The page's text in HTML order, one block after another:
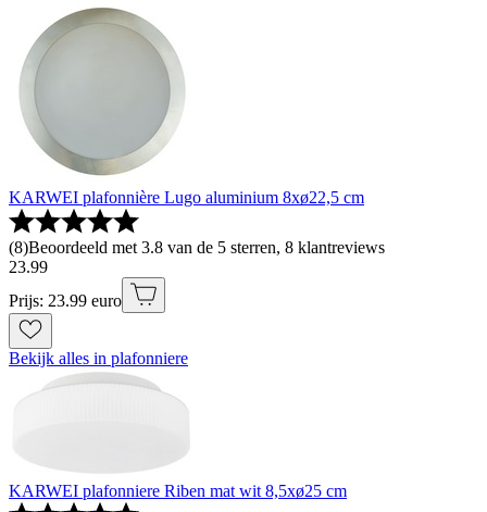
KARWEI plafonnière Lugo aluminium 8xø22,5 cm
(8)Beoordeeld met 3.8 van de 5 sterren, 8 klantreviews
23.99
Prijs: 23.99 euro
Bekijk alles in plafonniere
KARWEI plafonniere Riben mat wit 8,5xø25 cm